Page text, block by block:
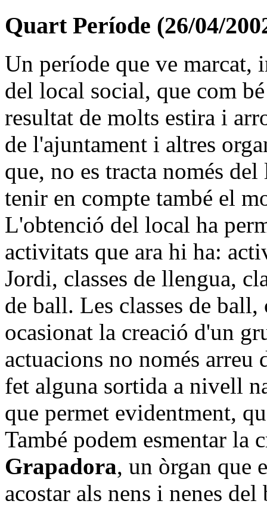
Quart Període (26/04/
Un període que ve marcat,
del local social, que com
resultat de molts estira i
de l'ajuntament i altres
que, no es tracta només
tenir en compte també el
L'obtenció del local ha
activitats que ara hi ha:
Jordi, classes de llengua,
de ball. Les classes de
ocasionat la creació d'un
actuacions no només arreu
fet alguna sortida a nivell
que permet evidentment,
També podem esmentar la
Grapadora, un òrgan que
acostar als nens i nenes